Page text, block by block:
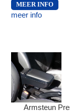
MEER INFO
meer info
Armsteun